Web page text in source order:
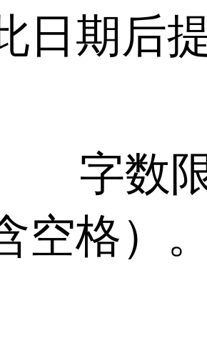
日期后
限制
空格）